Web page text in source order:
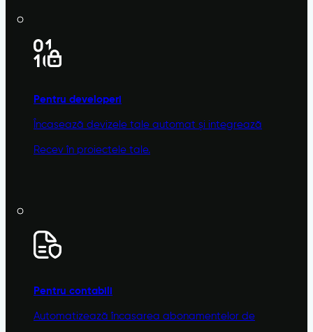
Pentru developeri
Încasează devizele tale automat și integrează
Recev în proiectele tale.
Pentru contabili
Automatizează încasarea abonamentelor de